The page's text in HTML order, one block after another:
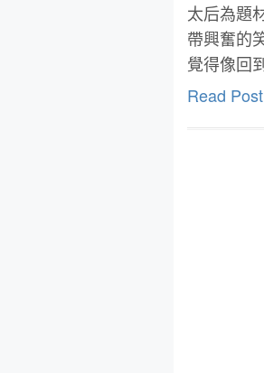
太后為題
帶興奮的
覺得像回
Read